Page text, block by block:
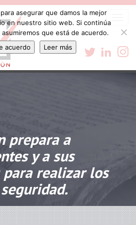
prepara a
y a sus
realizar los
asegurar que damos la mejor
en nuestro sitio web. Si continúa
que está de acuerdo.
acuerdo
Leer más